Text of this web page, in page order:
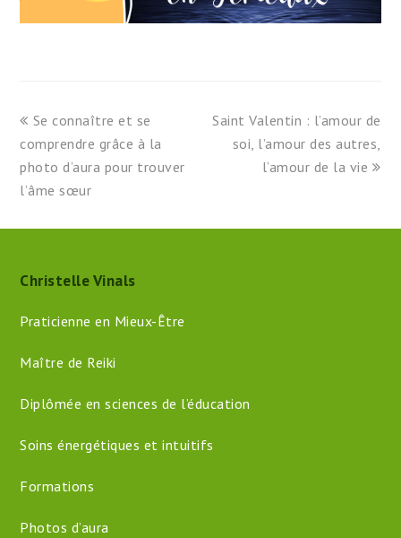
previous
post:
Se connaître et se
comprendre grâce à la
photo d’aura pour trouver
l’âme sœur
next
post:
Saint Valentin : l’amour de
soi, l’amour des autres,
l’amour de la vie
Christelle Vinals
Praticienne en Mieux-Être
Maître de Reiki
Diplômée en sciences de l’éducation
Soins énergétiques et intuitifs
Formations
Photos d’aura